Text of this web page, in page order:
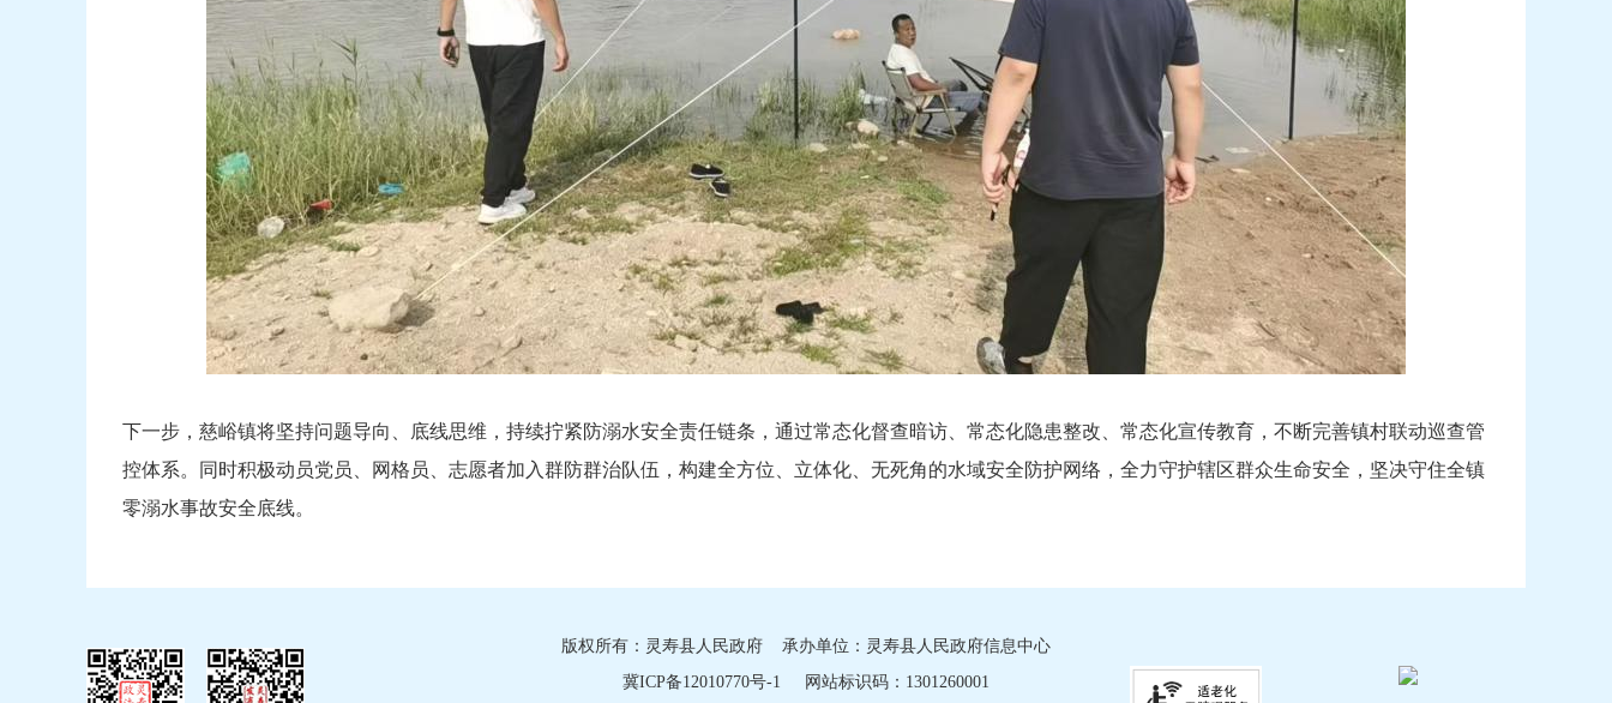
下一步，慈峪镇将坚持问题导向、底线思维，持续拧紧防溺水安全责任链条，通过常态化督查暗访、常态化隐患整改、常态化宣传教育，不断完善镇村联动巡查管
控体系。同时积极动员党员、网格员、志愿者加入群防群治队伍，构建全方位、立体化、无死角的水域安全防护网络，全力守护辖区群众生命安全，坚决守住全镇
零溺水事故安全底线。